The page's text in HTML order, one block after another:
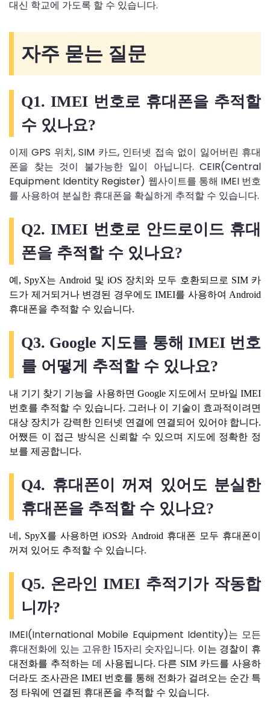
대신 학교에 가도록 할 수 있습니다.
자주 묻는 질문
Q1. IMEI 번호로 휴대폰을 추적할
수 있나요?
이제 GPS 위치, SIM 카드, 인터넷 접속 없이 잃어버린 휴대
폰을 찾는 것이 불가능한 일이 아닙니다. CEIR(Central
Equipment Identity Register) 웹사이트를 통해 IMEI 번호
를 사용하여 분실한 휴대폰을 확실하게 추적할 수 있습니다.
Q2. IMEI 번호로 안드로이드 휴대
폰을 추적할 수 있나요?
예, SpyX는 Android 및 iOS 장치와 모두 호환되므로 SIM 카
드가 제거되거나 변경된 경우에도 IMEI를 사용하여 Android
휴대폰을 추적할 수 있습니다.
Q3. Google 지도를 통해 IMEI 번호
를 어떻게 추적할 수 있나요?
내 기기 찾기 기능을 사용하면 Google 지도에서 모바일 IMEI
번호를 추적할 수 있습니다. 그러나 이 기술이 효과적이려면
대상 장치가 강력한 인터넷 연결에 연결되어 있어야 합니다.
어쨌든 이 접근 방식은 신뢰할 수 있으며 지도에 정확한 정
보를 제공합니다.
Q4. 휴대폰이 꺼져 있어도 분실한
휴대폰을 추적할 수 있나요?
네, SpyX를 사용하면 iOS와 Android 휴대폰 모두 휴대폰이
꺼져 있어도 추적할 수 있습니다.
Q5. 온라인 IMEI 추적기가 작동합
니까?
IMEI(International Mobile Equipment Identity)는 모든
휴대전화에 있는 고유한 15자리 숫자입니다. 이는 경찰이 휴
대전화를 추적하는 데 사용됩니다. 다른 SIM 카드를 사용하
더라도 조사관은 IMEI 번호를 통해 전화가 걸려오는 순간 특
정 타워에 연결된 휴대폰을 추적할 수 있습니다.